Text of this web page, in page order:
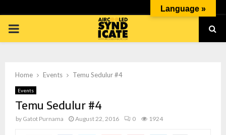
PRIMARY
Home Events Temu Sedulur #4
Events
Temu Sedulur #4
by Gatot Purnama August 22, 2016 0 1924
Language »